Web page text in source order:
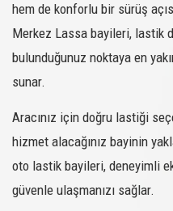
hem de konforlu bir sürüş
Merkez Lassa bayileri, lastik
bulunduğunuz noktaya en
sunar.
Aracınız için doğru lastiği
hizmet alacağınız bayinin
oto lastik bayileri, deneyimli
güvenle ulaşmanızı sağlar.